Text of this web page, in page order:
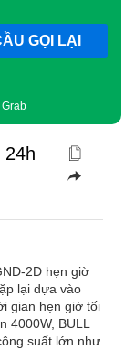
24h
2D hẹn giờ
lại dựa vào
gian hẹn giờ tối
4000W, BULL
suất lớn như